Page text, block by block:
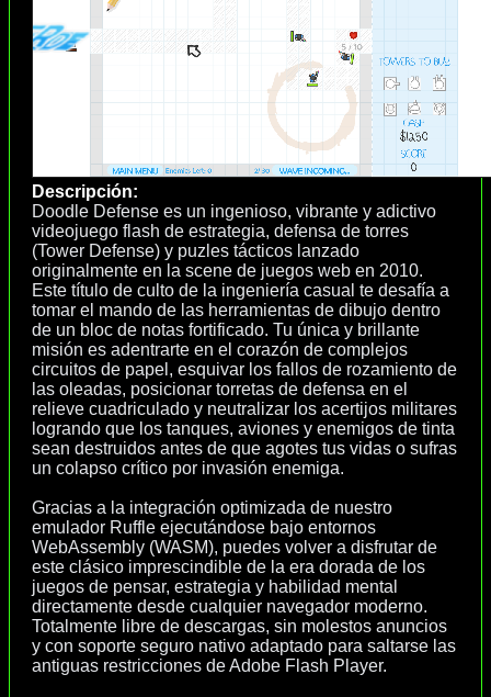
Descripción:
Doodle Defense es un ingenioso, vibrante y adictivo
videojuego flash de estrategia, defensa de torres
(Tower Defense) y puzles tácticos lanzado
originalmente en la scene de juegos web en 2010.
Este título de culto de la ingeniería casual te desafía a
tomar el mando de las herramientas de dibujo dentro
de un bloc de notas fortificado. Tu única y brillante
misión es adentrarte en el corazón de complejos
circuitos de papel, esquivar los fallos de rozamiento de
las oleadas, posicionar torretas de defensa en el
relieve cuadriculado y neutralizar los acertijos militares
logrando que los tanques, aviones y enemigos de tinta
sean destruidos antes de que agotes tus vidas o sufras
un colapso crítico por invasión enemiga.
Gracias a la integración optimizada de nuestro
emulador Ruffle ejecutándose bajo entornos
WebAssembly (WASM), puedes volver a disfrutar de
este clásico imprescindible de la era dorada de los
juegos de pensar, estrategia y habilidad mental
directamente desde cualquier navegador moderno.
Totalmente libre de descargas, sin molestos anuncios
y con soporte seguro nativo adaptado para saltarse las
antiguas restricciones de Adobe Flash Player.